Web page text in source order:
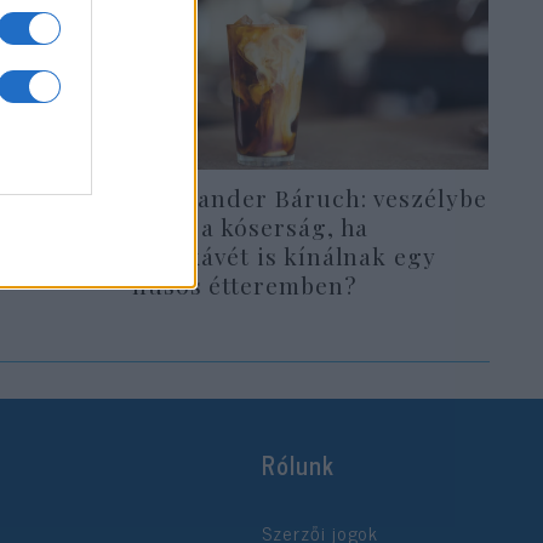
Oberlander Báruch: veszélybe
kerül a kóserság, ha
tejeskávét is kínálnak egy
húsos étteremben?
Rólunk
Szerzői jogok